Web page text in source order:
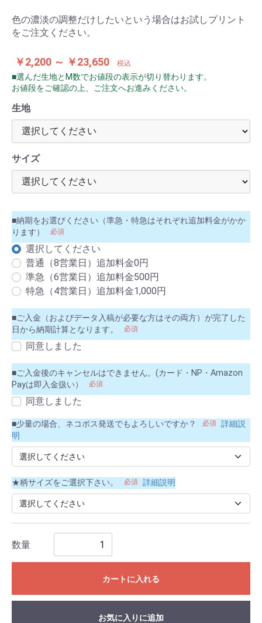
色の濃淡の調整だけしたいという場合はお試しプリント
をご注文ください。
￥2,200 ～ ￥23,650 税込
■選んだ生地とM数でお値段の表示が切り替わります。
お値段をご確認の上、ご注文へお進みください。
生地
サイズ
■納期をお選びください（準急・特急はそれぞれ追加料金がかか
ります）
必須
選択してください
普通（8営業日）追加料金0円
準急（6営業日）追加料金500円
特急（4営業日）追加料金1,000円
■ご入金（およびデータ入稿が必要な方はその両方）が完了した
日から納期計算となります。
必須
同意しました
■ご入金後のキャンセルはできません。(カード・NP・Amazon
Payは即入金扱い）
必須
同意しました
■少量の場合、ネコポス発送でもよろしいですか？ 必須
詳細説
明
★柄サイズをご選択下さい。 必須 詳細説明
数量
カートに入れる
お気に入りに追加